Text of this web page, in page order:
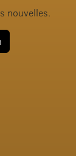
nouvelles.